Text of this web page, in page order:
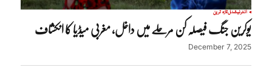
انٹرنیشنلتازہ ترین
یوکرین جنگ فیصلہ کن مرحلے میں داخل، مغربی میڈیا کا انکشاف
December 7, 2025